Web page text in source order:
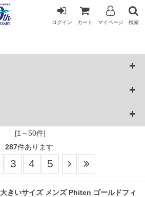
ログイン カート マイページ 検索
[1～50件]
287件あります
3 4 5
大きいサイズ メンズ Phiten ゴールドフィ